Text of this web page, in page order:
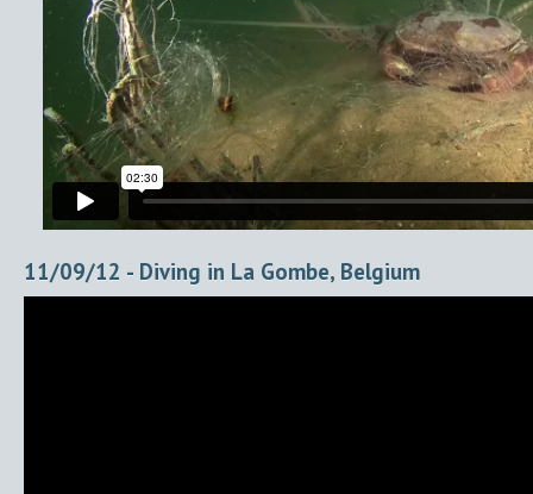
11/09/12 - Diving in La Gombe, Belgium